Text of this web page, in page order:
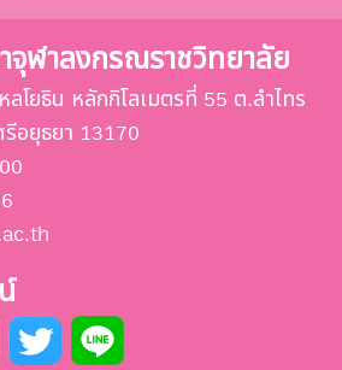
จุฬาลงกรณราชวิทยาลัย
โยธิน หลักกิโลเมตรที่ 55 ต.ลำไทร
อยุธยา 13170